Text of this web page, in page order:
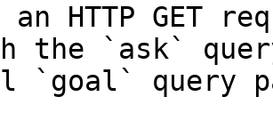
an HTTP GET
the `ask`
`goal` query